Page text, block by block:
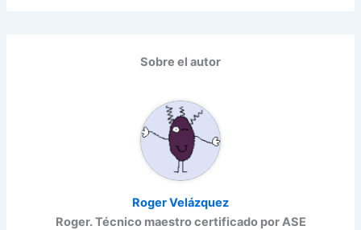
Sobre el autor
Roger Velázquez
Roger. Técnico maestro certificado por ASE